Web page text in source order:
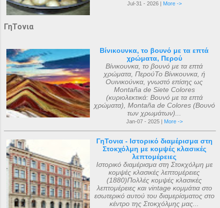
Jul-31 - 2026 | More ->
ΓηΤονια
Βίνικουνκα, το βουνό με τα επτά
χρώματα, Περού
Βίνικουνκα, το βουνό με τα επτά
χρώματα, ΠερούΤο Βίνικουνκα, ή
Ουινικούνκα, γνωστό επίσης ως
Montaña de Siete Colores
(κυριολεκτικά: Βουνό με τα επτά
χρώματα), Montaña de Colores (Βουνό
των χρωμάτων)...
Jan-07 - 2025 | More ->
ΓηΤονια - Ιστορικό διαμέρισμα στη
Στοκχόλμη με κομψές κλασικές
λεπτομέρειες
Ιστορικό διαμέρισμα στη Στοκχόλμη με
κομψές κλασικές λεπτομέρειες
(1880)Πολλές κομψές κλασικές
λεπτομέρειες και vintage κομμάτια στο
εσωτερικό αυτού του διαμερίσματος στο
κέντρο της Στοκχόλμης μας...